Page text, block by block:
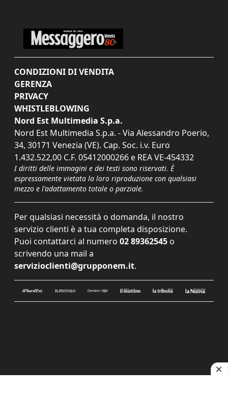
CONDIZIONI DI VENDITA
GERENZA
PRIVACY
WHISTLEBLOWING
Nord Est Multimedia S.p.a.
Nord Est Multimedia S.p.a. - Via Alessandro Poerio,
34, 30171 Venezia (VE). Cap. Soc. i.v. Euro
1.432.522,00 C.F. 05412000266 e REA VE-454332
I diritti delle immagini e dei testi sono riservati. È
espressamente vietata la loro riproduzione con qualsiasi
mezzo e l'adattamento totale o parziale.
Per qualsiasi necessità o domanda, il nostro
servizio clienti è a tua completa disposizione.
Puoi contattarci al numero 02 89362545 o
scrivendo una mail a
servizioclienti@grupponem.it.